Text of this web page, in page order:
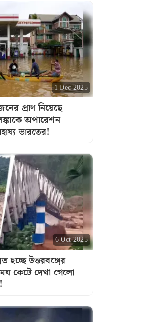
1 Dec 2025
প্রাণ নিয়েছে
অপারেশন
ভারতের!
6 Oct 2025
উত্তরবঙ্গের
কেটে দেখা গেলো